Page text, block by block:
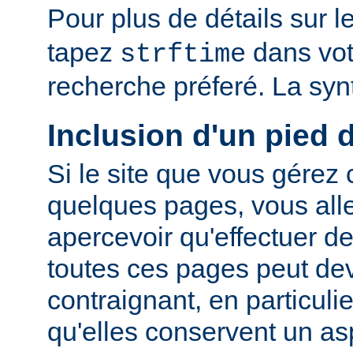
Pour plus de détails sur
tapez strftime dans
recherche préferé. La
Inclusion d'un pied
Si le site que vous gérez
quelques pages, vous
apercevoir qu'effectuer
toutes ces pages peut
contraignant, en
qu'elles conservent un